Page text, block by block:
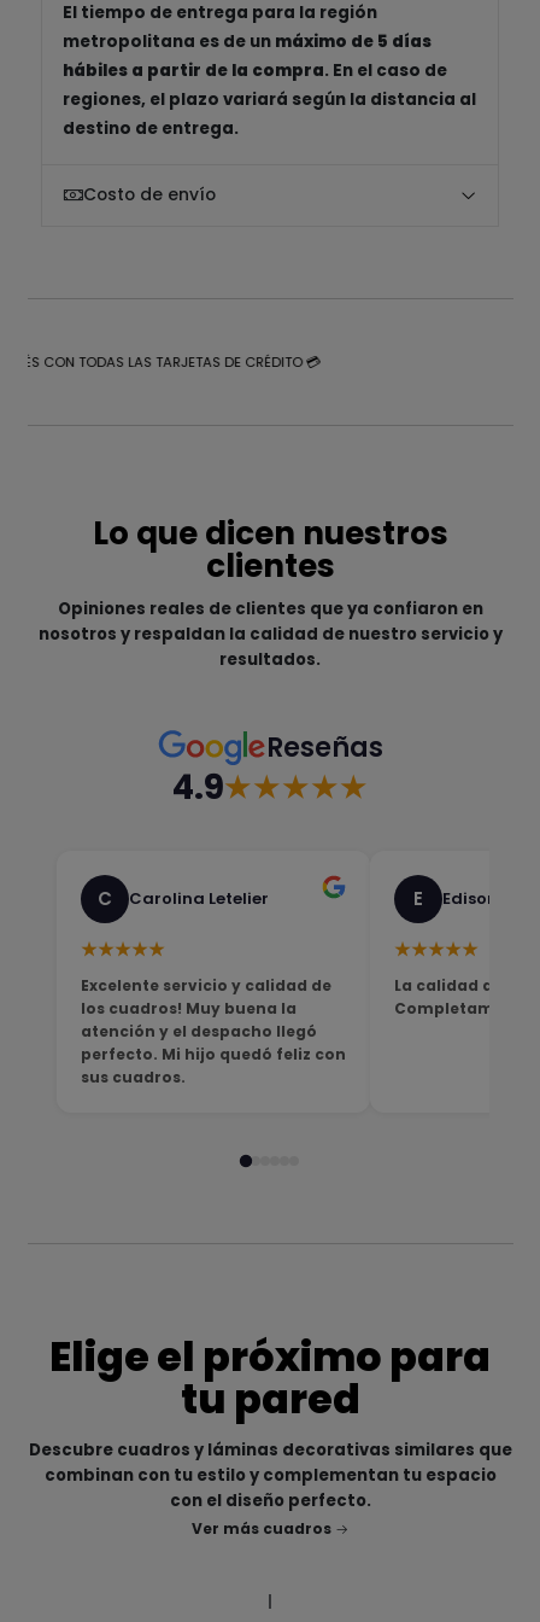
El tiempo de entrega para la región
metropolitana es de un máximo de 5 días
hábiles a partir de la compra. En el caso de
regiones, el plazo variará según la distancia al
destino de entrega.
Costo de envío
CON TODAS LAS TARJETAS DE CRÉDITO 💳
Lo que dicen nuestros
clientes
Opiniones reales de clientes que ya confiaron en
nosotros y respaldan la calidad de nuestro servicio y
resultados.
Reseñas
4.9★★★★★
C Carolina Letelier
★★★★★
Excelente servicio y calidad de
los cuadros! Muy buena la
atención y el despacho llegó
perfecto. Mi hijo quedó feliz con
sus cuadros.
E Edison
★★★★★
La calidad del
Completamente
Elige el próximo para
tu pared
Descubre cuadros y láminas decorativas similares que
combinan con tu estilo y complementan tu espacio
con el diseño perfecto.
Ver más cuadros